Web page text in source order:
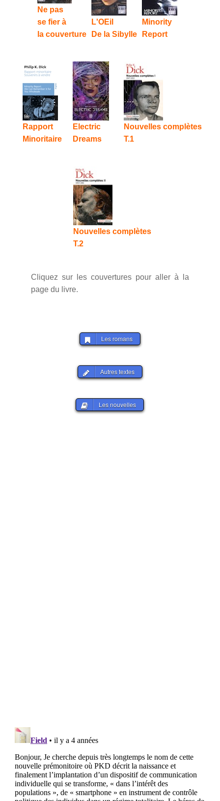
Ne pas
se fier à
la couverture
L'OEil
De la Sibylle
Minority
Report
Rapport
Minoritaire
Electric
Dreams
Nouvelles complètes
T.1
Nouvelles complètes
T.2
Cliquez sur les couvertures pour aller à la
page du livre.
Les romans
Autres textes
Les nouvelles